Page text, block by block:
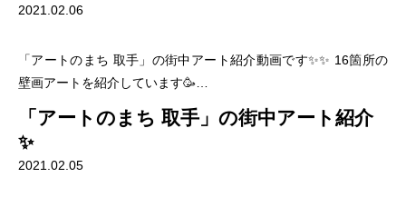
2021.02.06
「アートのまち 取手」の街中アート紹介動画です✨✨ 16箇所の
壁画アートを紹介しています🥳…
「アートのまち 取手」の街中アート紹介
✨
2021.02.05